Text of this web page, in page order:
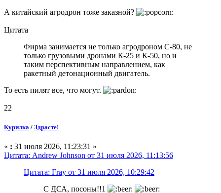
А китайский агродрон тоже заказной?
Цитата
Фирма занимается не только агродроном С-80, не
только грузовыми дронами К-25 и К-50, но и
таким перспективным направлением, как
ракетный детонационный двигатель.
То есть пилят все, что могут.
22
Курилка / Здрасте!
« : 31 июля 2026, 11:23:31 »
Цитата: Andrew Johnson от 31 июля 2026, 11:13:56
Цитата: Fray от 31 июля 2026, 10:29:42
С ДСА, посоны!!1